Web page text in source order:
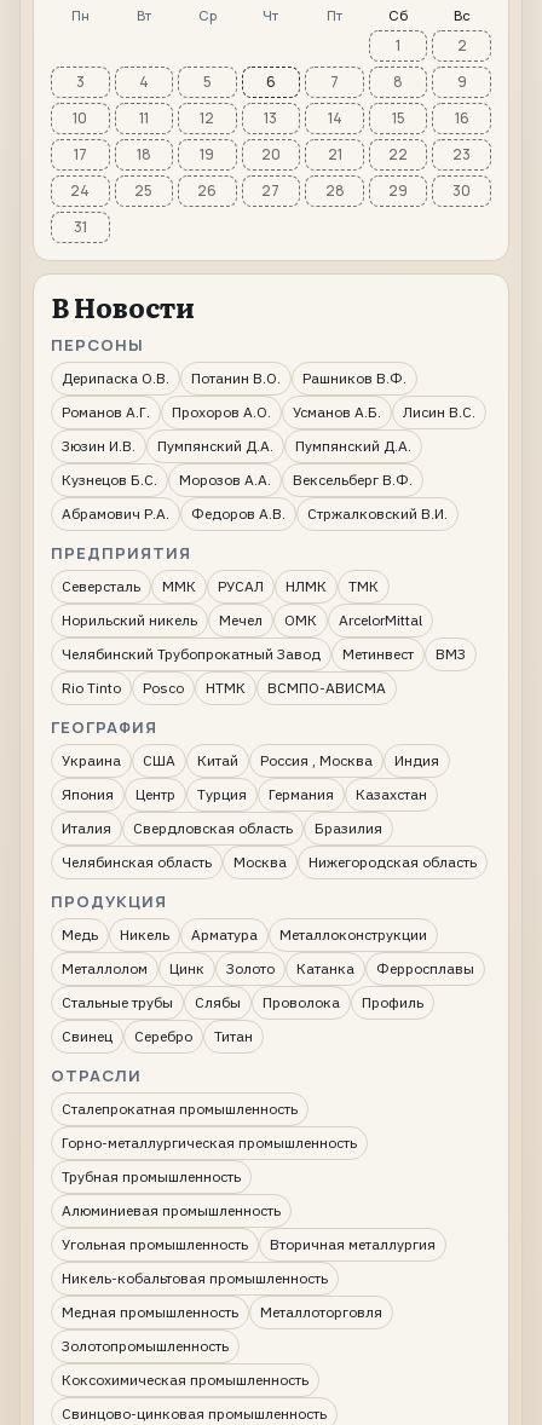
Пн Вт Ср Чт Пт Сб Вс
1
2
3
4 5 6 7 8
9
10
11 12 13 14 15
16
17
18 19 20 21 22
23
24
25 26 27 28 29
30
31
В Новости
ПЕРСОНЫ
Дерипаска О.В. Потанин В.О.
Рашников В.Ф.
Романов А.Г.
Прохоров А.О. Усманов А.Б.
Лисин В.С.
Зюзин И.В.
Пумпянский Д.А.
Пумпянский Д.А.
Кузнецов Б.С.
Морозов А.А.
Вексельберг В.Ф.
Абрамович Р.А.
Федоров А.В. Стржалковский В.И.
ПРЕДПРИЯТИЯ
Северсталь ММК РУСАЛ НЛМК
ТМК
Норильский никель
Мечел ОМК
ArcelorMittal
Челябинский Трубопрокатный Завод
Метинвест
ВМЗ
Rio Tinto
Posco НТМК ВСМПО-АВИСМА
ГЕОГРАФИЯ
Украина США Китай Россия , Москва
Индия
Япония
Центр Турция Германия
Казахстан
Италия
Свердловская область
Бразилия
Челябинская область
Москва Нижегородская область
ПРОДУКЦИЯ
Медь Никель Арматура
Металлоконструкции
Металлолом
Цинк Золото Катанка
Ферросплавы
Стальные трубы
Слябы Проволока
Профиль
Свинец
Серебро Титан
ОТРАСЛИ
Сталепрокатная промышленность
Горно-металлургическая промышленность
Трубная промышленность
Алюминиевая промышленность
Угольная промышленность
Вторичная металлургия
Никель-кобальтовая промышленность
Медная промышленность
Металлоторговля
Золотопромышленность
Коксохимическая промышленность
Свинцово-цинковая промышленность